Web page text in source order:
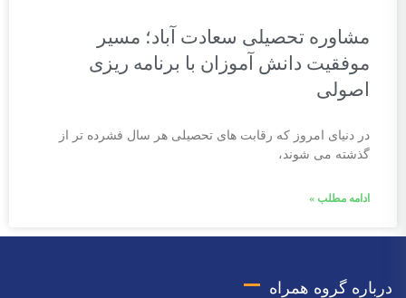
مشاوره تحصیلی سعادت آباد؛ مسیر
موفقیت دانش آموزان با برنامه ریزی
اصولی
در دنیای امروز که رقابت های تحصیلی هر سال فشرده تر از
گذشته می شوند،
ادامه مطلب »
درباره گروه همراه